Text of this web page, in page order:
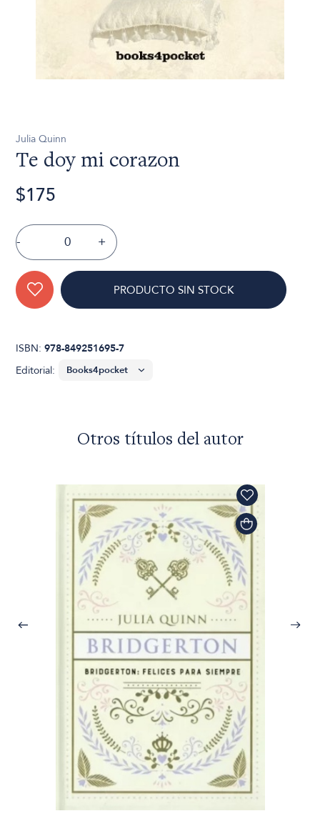
Julia Quinn
Te doy mi corazon
$175
- +
PRODUCTO SIN STOCK
ISBN:978-849251695-7
Editorial:
Otros títulos del autor